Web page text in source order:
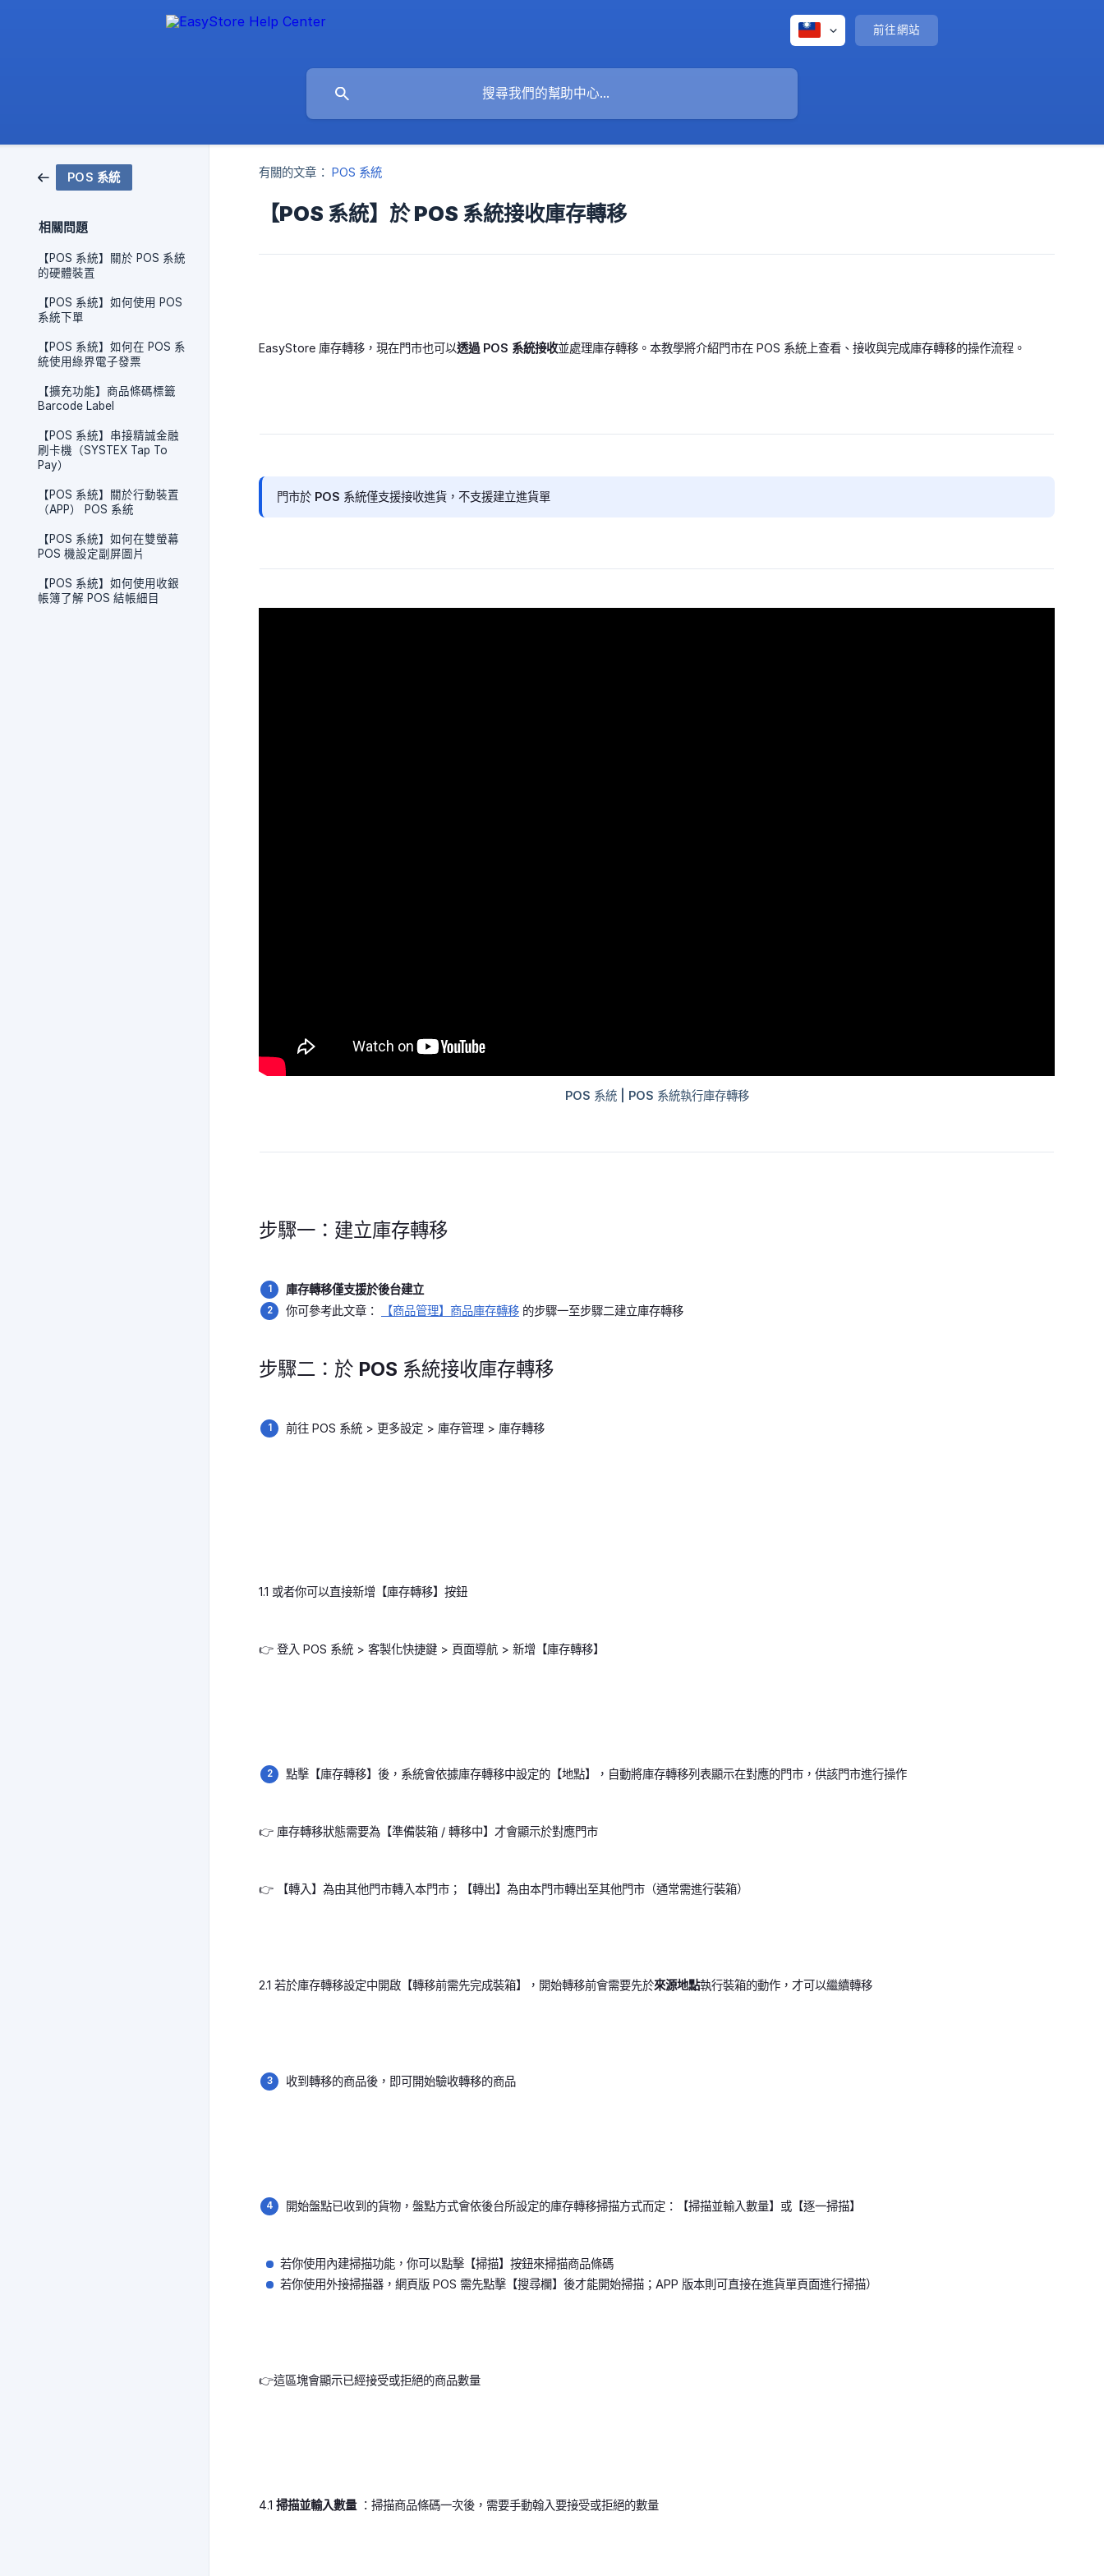
前往網站
POS 系統
相關問題
【POS 系統】關於 POS 系統
的硬體裝置
【POS 系統】如何使用 POS
系統下單
【POS 系統】如何在 POS 系
統使用綠界電子發票
【擴充功能】商品條碼標籤
Barcode Label
【POS 系統】串接精誠金融
刷卡機（SYSTEX Tap To
Pay）
【POS 系統】關於行動裝置
（APP） POS 系統
【POS 系統】如何在雙螢幕
POS 機設定副屏圖片
【POS 系統】如何使用收銀
帳簿了解 POS 結帳細目
有關的文章： POS 系統
【POS 系統】於 POS 系統接收庫存轉移
EasyStore 庫存轉移，現在門市也可以透過 POS 系統接收並處理庫存轉移。本教學將介紹門市在 POS 系統上查看、接收與完成庫存轉移的操作流程。
門市於 POS 系統僅支援接收進貨，不支援建立進貨單
步驟一：建立庫存轉移
庫存轉移僅支援於後台建立
你可參考此文章：
【商品管理】商品庫存轉移 的步驟一至步驟二建立庫存轉移
步驟二：於 POS 系統接收庫存轉移
前往 POS 系統 > 更多設定 > 庫存管理 > 庫存轉移
1.1 或者你可以直接新增【庫存轉移】按鈕
👉 登入 POS 系統 > 客製化快捷鍵 > 頁面導航 > 新增【庫存轉移】
點擊【庫存轉移】後，系統會依據庫存轉移中設定的【地點】，自動將庫存轉移列表顯示在對應的門市，供該門市進行操作
👉 庫存轉移狀態需要為【準備裝箱 / 轉移中】才會顯示於對應門市
👉 【轉入】為由其他門市轉入本門市；【轉出】為由本門市轉出至其他門市（通常需進行裝箱）
2.1 若於庫存轉移設定中開啟【轉移前需先完成裝箱】，開始轉移前會需要先於來源地點執行裝箱的動作，才可以繼續轉移
收到轉移的商品後，即可開始驗收轉移的商品
開始盤點已收到的貨物，盤點方式會依後台所設定的庫存轉移掃描方式而定：【掃描並輸入數量】或【逐一掃描】
若你使用內建掃描功能，你可以點擊【掃描】按鈕來掃描商品條碼
若你使用外接掃描器，網頁版 POS 需先點擊【搜尋欄】後才能開始掃描；APP 版本則可直接在進貨單頁面進行掃描）
👉這區塊會顯示已經接受或拒絕的商品數量
4.1 掃描並輸入數量：掃描商品條碼一次後，需要手動翰入要接受或拒絕的數量